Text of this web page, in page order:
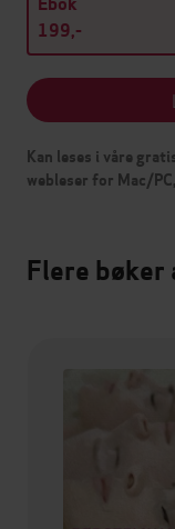
199,-
Kan leses i våre
webleser for Mac/
Flere